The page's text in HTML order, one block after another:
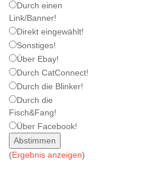
Durch einen
Link/Banner!
Direkt eingewählt!
Sonstiges!
Über Ebay!
Durch CatConnect!
Durch die Blinker!
Durch die
Fisch&Fang!
Über Facebook!
(Ergebnis anzeigen)